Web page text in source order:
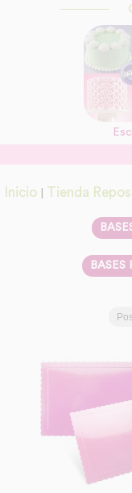
Inicio Tienda
BASES
link